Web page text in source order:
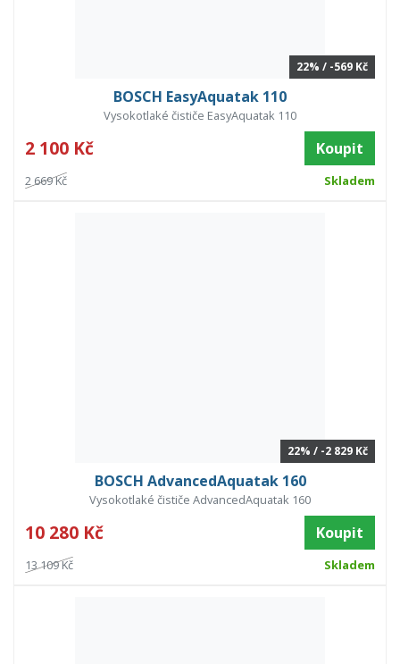
22% / -569 Kč
BOSCH EasyAquatak 110
Vysokotlaké čističe EasyAquatak 110
2 100 Kč Koupit
2 669 Kč Skladem
22% / -2 829 Kč
BOSCH AdvancedAquatak 160
Vysokotlaké čističe AdvancedAquatak 160
10 280 Kč Koupit
13 109 Kč Skladem